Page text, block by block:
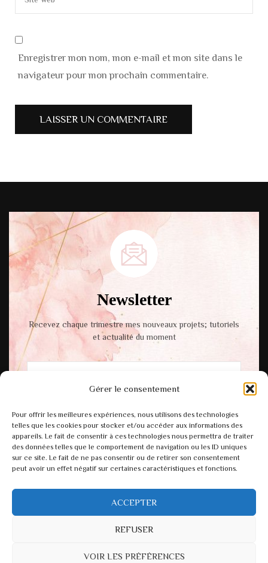
Gérer le consentement
Pour offrir les meilleures expériences, nous utilisons des technologies
telles que les cookies pour stocker et/ou accéder aux informations des
appareils. Le fait de consentir à ces technologies nous permettra de traiter
des données telles que le comportement de navigation ou les ID uniques
sur ce site. Le fait de ne pas consentir ou de retirer son consentement
peut avoir un effet négatif sur certaines caractéristiques et fonctions.
ACCEPTER
REFUSER
VOIR LES PRÉFÉRENCES
Enregistrer mon nom, mon e-mail et mon site dans le
navigateur pour mon prochain commentaire.
Newsletter
Recevez chaque trimestre mes nouveaux projets; tutoriels
et actualité du moment
politique de confidentialité.